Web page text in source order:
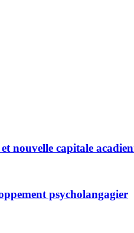
nouvelle capitale
psycholangagier